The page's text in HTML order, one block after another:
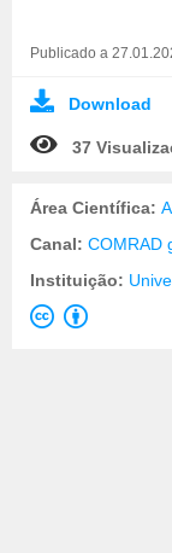
Publicado a
Download
37
Área Científica:
Canal: COMRAD
Instituição: